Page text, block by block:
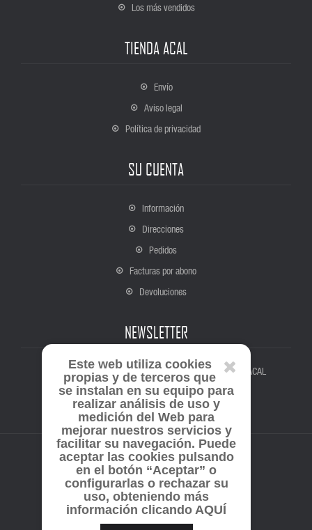
Los más vendidos
TIENDA ACAL
Envío
Aviso legal
Política de privacidad
SU CUENTA
Información
Direcciones
Pedidos
Facturas por abono
Devoluciones
NEWSLETTER
Suscríbete para estar al tanto de todas las novedades de ACAL
Copyright © 2026 ACAL.
Desarrollado con software libre Prestashop
Este web utiliza cookies
propias y de terceros que
se instalan en su equipo para
realizar análisis de uso y
medición del Web para
mejorar nuestros servicios y
facilitar su navegación. Puede
aceptar las cookies pulsando
en el botón “Aceptar” o
configurarlas o rechazar su
uso, obteniendo más
información clicando AQUÍ